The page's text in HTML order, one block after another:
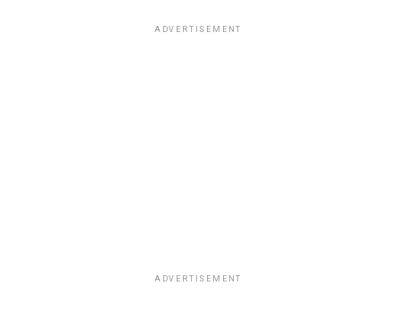
ADVERTISEMENT
ADVERTISEMENT